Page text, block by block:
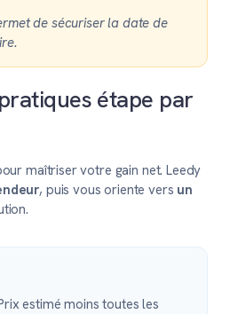
de sécuriser la date de
étape par
maîtriser votre gain net. Leedy
, puis vous oriente vers un
estimé moins toutes les